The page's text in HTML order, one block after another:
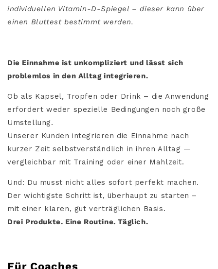
individuellen Vitamin-D-Spiegel – dieser kann über
einen Bluttest bestimmt werden.
Die Einnahme ist unkompliziert und lässt sich
problemlos in den Alltag integrieren.
Ob als Kapsel, Tropfen oder Drink – die Anwendung
erfordert weder spezielle Bedingungen noch große
Umstellung.
Unserer Kunden integrieren die Einnahme nach
kurzer Zeit selbstverständlich in ihren Alltag —
vergleichbar mit Training oder einer Mahlzeit.
Und: Du musst nicht alles sofort perfekt machen.
Der wichtigste Schritt ist, überhaupt zu starten –
mit einer klaren, gut verträglichen Basis.
Drei Produkte. Eine Routine. Täglich.
Für Coaches